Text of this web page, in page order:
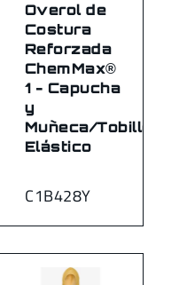
C1B428Y
Overol de
Costura
Reforzada
ChemMax®
1 - Capucha
y
Muñeca/Tobillo
Elástico